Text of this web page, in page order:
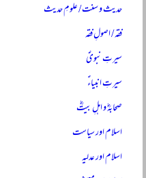
حدیث و سنت / علومِ حدیث
فقہ / اصولِ فقہ
سیرتِ نبویؐ
سیرتِ انبیاءؑ
صحابہؓ و اہلِ بیتؓ
اسلام اور سیاست
اسلام اور عدلیہ